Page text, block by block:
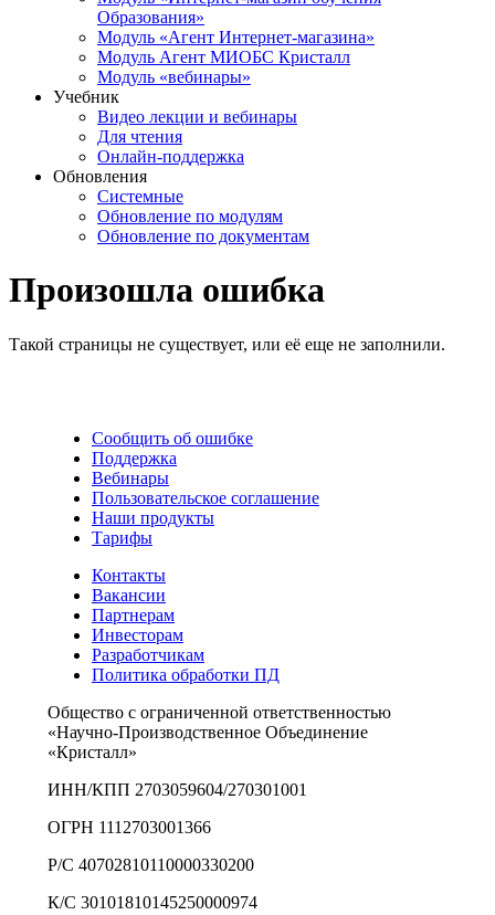
Образования»
Модуль «Агент Интернет-магазина»
Модуль Агент МИОБС Кристалл
Модуль «вебинары»
Учебник
Видео лекции и вебинары
Для чтения
Онлайн-поддержка
Обновления
Системные
Обновление по модулям
Обновление по документам
Произошла ошибка
Такой страницы не существует, или её еще не заполнили.
Сообщить об ошибке
Поддержка
Вебинары
Пользовательское соглашение
Наши продукты
Тарифы
Контакты
Вакансии
Партнерам
Инвесторам
Разработчикам
Политика обработки ПД
Общество с ограниченной ответственностью
«Научно-Производственное Объединение
«Кристалл»
ИНН/КПП 2703059604/270301001
ОГРН 1112703001366
Р/С 40702810110000330200
К/С 30101810145250000974